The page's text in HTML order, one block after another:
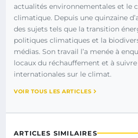
actualités environnementales et le
climatique. Depuis une quinzaine
des sujets tels que la transition
politiques climatiques et la
médias. Son travail l’a menée à
locaux du réchauffement et à
internationales sur le climat.
VOIR TOUS LES ARTICLES
ARTICLES SIMILAIRES